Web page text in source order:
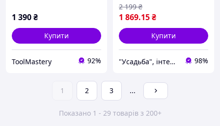
1 390₴
Купити
ToolMastery 92%
1 869.15₴
2 199 ₴
Купити
"Усадьба", інтернет-магазин 98%
1 2 3 ...
Показано 1 - 29 товарів з 200+